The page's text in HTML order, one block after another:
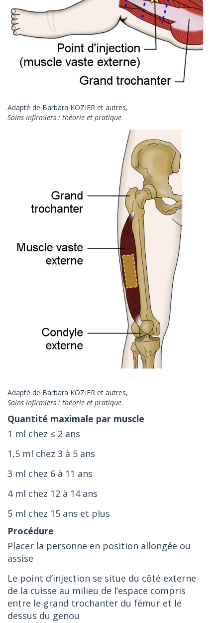
Adapté de Barbara KOZIER et autres,
Soins infirmiers : théorie et pratique.
Adapté de Barbara KOZIER et autres,
Soins infirmiers : théorie et pratique.
1 ml chez ≤ 2 ans
1,5 ml chez 3 à 5 ans
3 ml chez 6 à 11 ans
4 ml chez 12 à 14 ans
5 ml chez 15 ans et plus
Placer la personne en position allongée ou
assise
Le point d’injection se situe du côté externe
de la cuisse au milieu de l’espace compris
entre le grand trochanter du fémur et le
dessus du genou